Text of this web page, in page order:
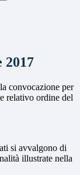
2017
convocazione per
relativo ordine del
si avvalgono di
illustrate nella